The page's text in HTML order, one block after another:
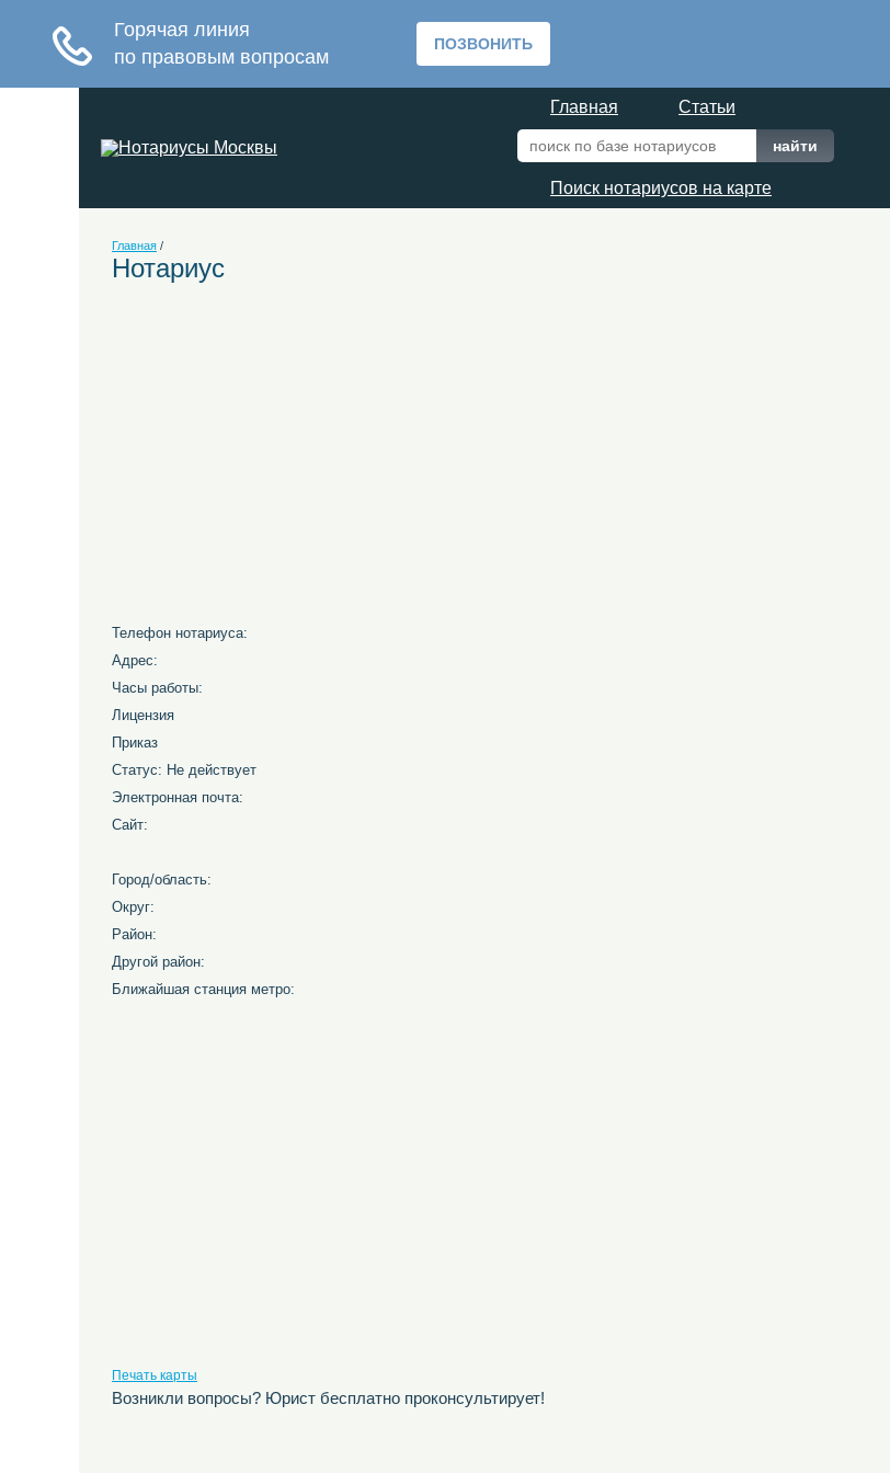
Главная Статьи
Поиск нотариусов на карте
Главная /
Нотариус
Телефон нотариуса:
Адрес:
Часы работы:
Лицензия
Приказ
Статус: Не действует
Электронная почта:
Сайт:
Город/область:
Округ:
Район:
Другой район:
Ближайшая станция метро:
Печать карты
Возникли вопросы? Юрист бесплатно проконсультирует!